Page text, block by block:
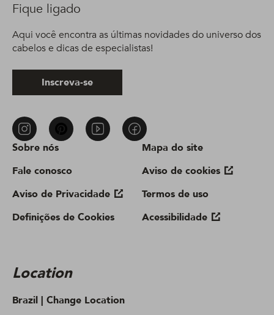
Sobre nós
Fale conosco
Aviso de Privacidade
Definições de Cookies
Mapa do site
Aviso de cookies
Termos de uso
Acessibilidade
Location
Brazil | Change Location
Fique ligado
Aqui você encontra as últimas novidades do universo dos
cabelos e dicas de especialistas!
Inscreva-se